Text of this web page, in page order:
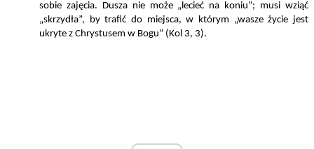
sobie zajęcia. Dusza nie może „lecieć na koniu”; musi wziąć
„skrzydła”, by trafić do miejsca, w którym „wasze życie jest
ukryte z Chrystusem w Bogu” (Kol 3, 3).